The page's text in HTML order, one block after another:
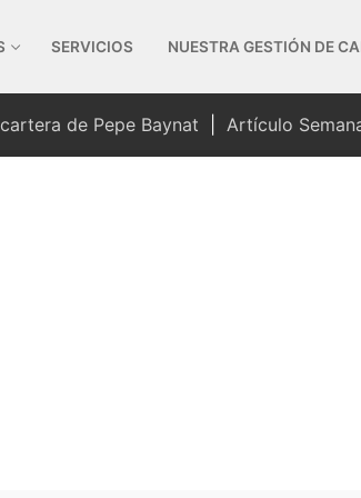
SERVICIOS NUESTRA GESTIÓN DE
de Pepe Baynat Artículo